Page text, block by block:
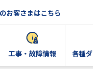
お客さまはこちら
工事・故障情報 各種